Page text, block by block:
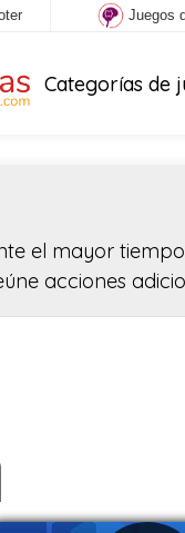
Juegos
Categorías de
el mayor
acciones